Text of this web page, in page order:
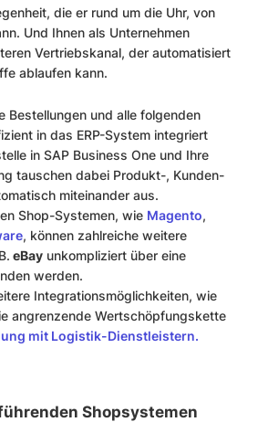
die er rund um die Uhr, von
Und Ihnen als Unternehmen
Vertriebskanal, der automatisiert
ablaufen kann.
Bestellungen und alle folgenden
in das ERP-System integriert
in SAP Business One und Ihre
tauschen dabei Produkt-, Kunden-
miteinander aus.
Shop-Systemen, wie Magento,
, können zahlreiche weitere
eBay unkompliziert über eine
werden.
Integrationsmöglichkeiten, wie
angrenzende Wertschöpfungskette
mit Logistik-Dienstleistern.
Shopsystemen